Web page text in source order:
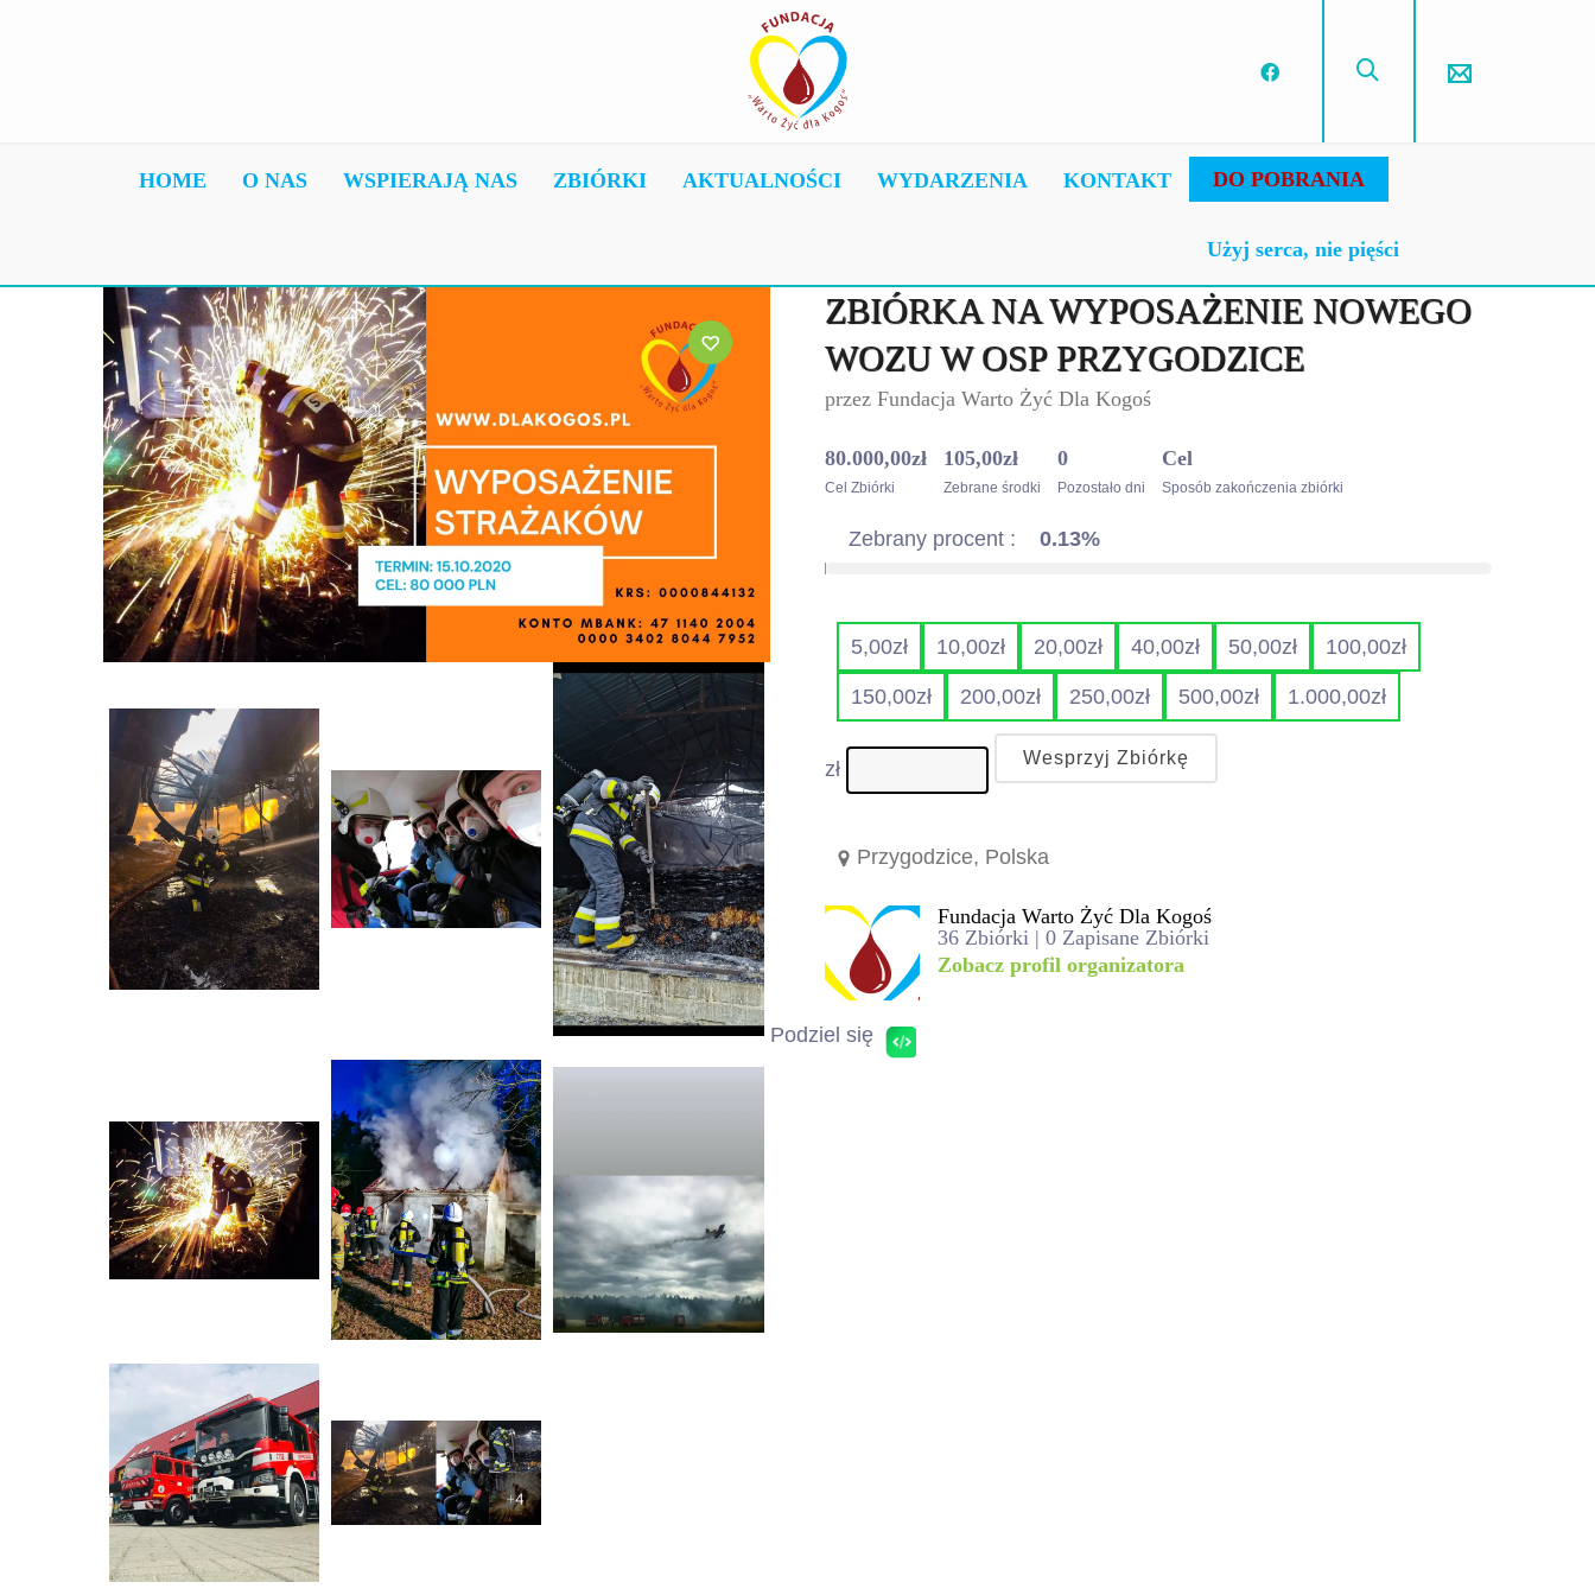
HOME O NAS WSPIERAJĄ NAS ZBIÓRKI AKTUALNOŚCI WYDARZENIA KONTAKT DO POBRANIA
Użyj serca, nie pięści
ZBIÓRKA NA WYPOSAŻENIE NOWEGO
WOZU W OSP PRZYGODZICE
przezFundacja Warto Żyć Dla Kogoś
80.000,00zł
Cel Zbiórki
105,00zł
Zebrane środki
0
Pozostało dni
Cel
Sposób zakończenia zbiórki
Zebrany procent : 0.13%
5,00zł 10,00zł 20,00zł 40,00zł 50,00zł 100,00zł
150,00zł 200,00zł 250,00zł 500,00zł 1.000,00zł
zł Wesprzyj Zbiórkę
Przygodzice, Polska
Fundacja Warto Żyć Dla Kogoś
36 Zbiórki | 0 Zapisane Zbiórki
Zobacz profil organizatora
Podziel się